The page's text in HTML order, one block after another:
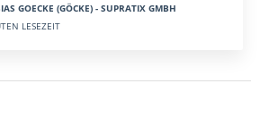
GOECKE (GÖCKE) - SUPRATIX GMBH
LESEZEIT